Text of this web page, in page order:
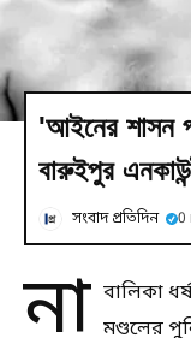
'আইনের শাসন
বারুইপুর
সংবাদ প্রতিদিন 0
না বালিকা
মণ্ডলের